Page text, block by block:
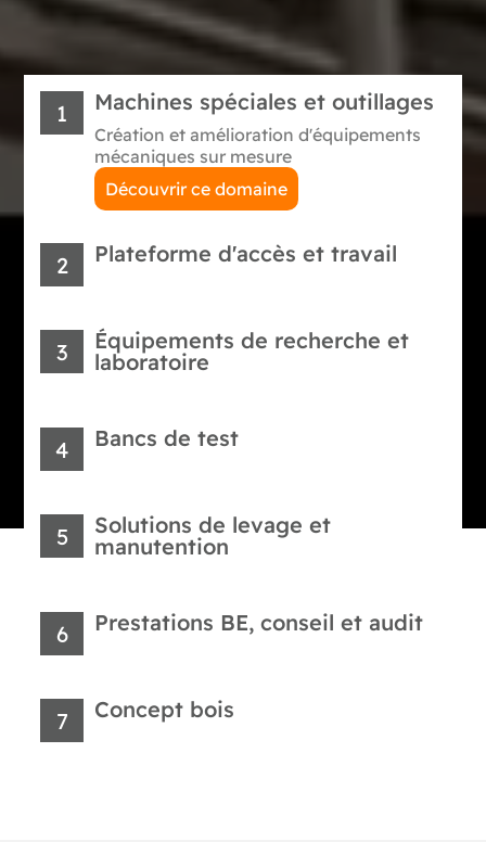
1 Machines spéciales et outillages
Création et amélioration d'équipements
mécaniques sur mesure
Découvrir ce domaine
2 Plateforme d'accès et travail
3
Équipements de recherche et
laboratoire
4 Bancs de test
5
Solutions de levage et
manutention
6 Prestations BE, conseil et audit
7 Concept bois